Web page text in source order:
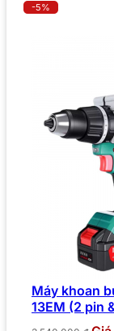
-5%
Máy khoan
13EM (2 pin